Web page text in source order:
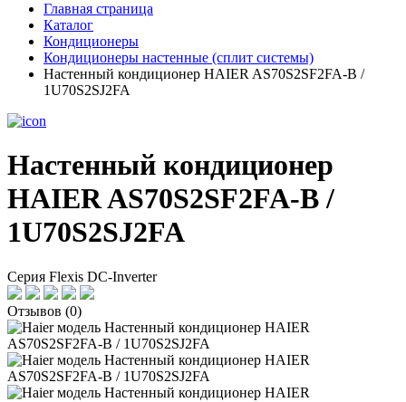
Главная страница
Каталог
Кондиционеры
Кондиционеры настенные (сплит системы)
Настенный кондиционер HAIER AS70S2SF2FA-B /
1U70S2SJ2FA
Настенный кондиционер
HAIER AS70S2SF2FA-B /
1U70S2SJ2FA
Серия Flexis DC-Inverter
Отзывов (0)